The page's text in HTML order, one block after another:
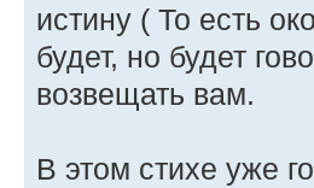
истину ( То есть
будет, но будет
возвещать вам.
В этом стихе уже